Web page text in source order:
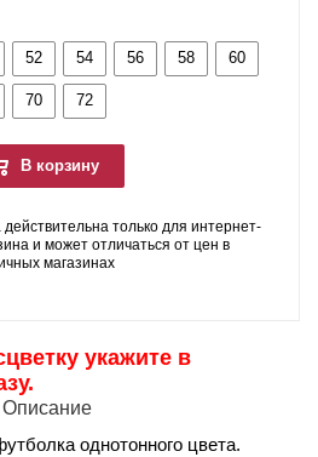
52 54 56 58 60
70 72
В корзину
действительна только для интернет-
и может отличаться от цен в
магазинах
укажите в
Описание
однотонного цвета.